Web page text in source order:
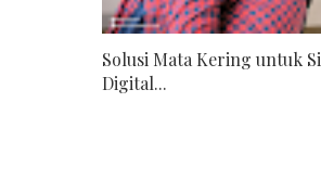
Solusi Mata Kering untuk Si
Digital...